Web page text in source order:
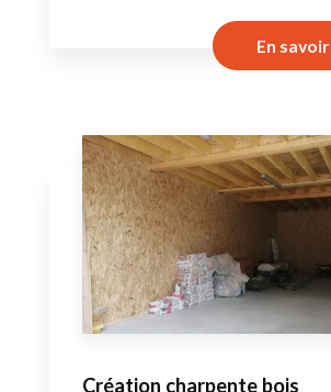
En
Création charpente bois